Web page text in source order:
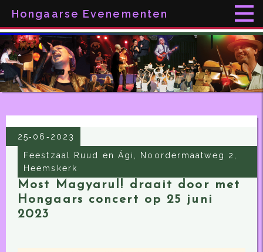
25‑06‑2023
Feestzaal Ruud en Ági, Noordermaatweg 2,
Heemskerk
Most Magyarul! draait door met
Hongaars concert op 25 juni
2023
Hongaarse Evenementen